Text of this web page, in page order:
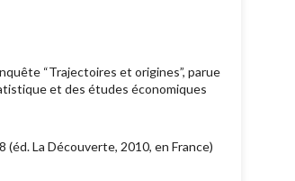
“Trajectoires et origines”, parue
et des études économiques
(éd. La Découverte, 2010, en France)